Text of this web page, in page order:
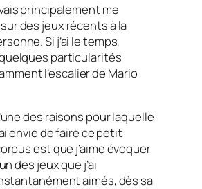
principalement me
des jeux récents à la
Si j’ai le temps,
particularités
l’escalier de Mario
des raisons pour laquelle
envie de faire ce petit
est que j’aime évoquer
des jeux que j’ai
aimés, dès sa